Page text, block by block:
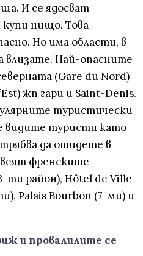
И се ядосват
нищо. Това
Но има области, в
влизате. Най-опасните
(Gare du Nord)
жп гари и Saint-Denis.
туристически
видите туристи като
да отидете в
френските
ти район), Hôtel de Ville
Palais Bourbon (7-ми) и
и провалилите се